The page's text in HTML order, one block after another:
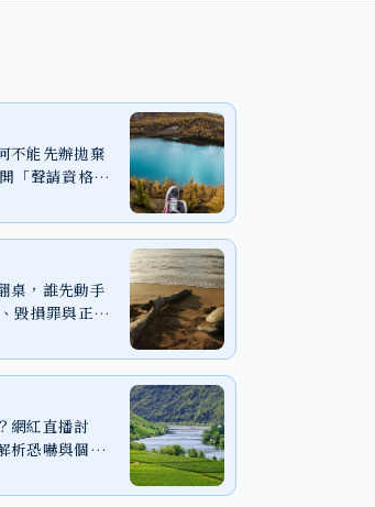
不能先辦拋棄
「聲請資格」
桌，誰先動手
毀損罪與正當
網紅直播討
析恐嚇與個資